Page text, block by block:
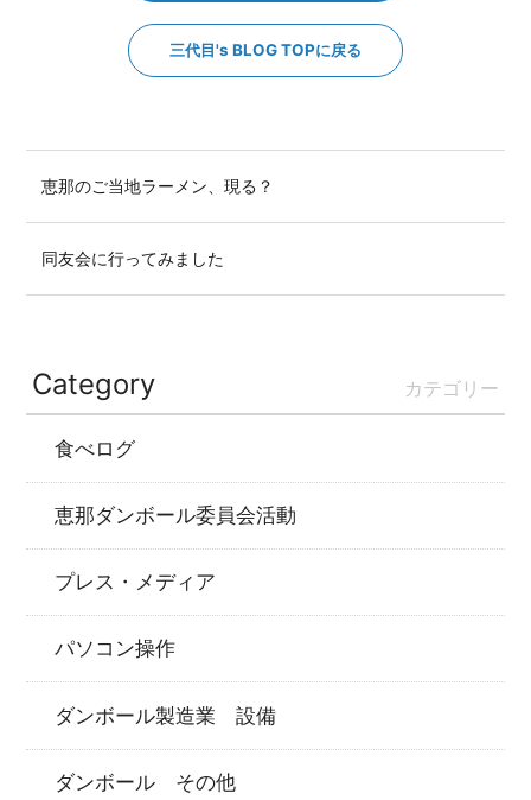
三代目's BLOG TOPに戻る
恵那のご当地ラーメン、現る？
同友会に行ってみました
Category カテゴリー
食べログ
恵那ダンボール委員会活動
プレス・メディア
パソコン操作
ダンボール製造業 設備
ダンボール その他